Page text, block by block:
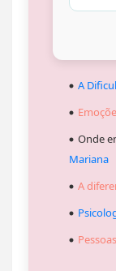
A
Onde
Mariana
A